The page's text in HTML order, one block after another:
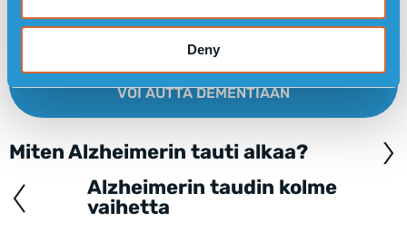
Deny
LUE TIETOJA MITEN SENSOREMS-GPS-KELLO
VOI AUTTA DEMENTIAAN
Posts
navigation
Miten Alzheimerin tauti alkaa?
Alzheimerin taudin kolme
vaihetta